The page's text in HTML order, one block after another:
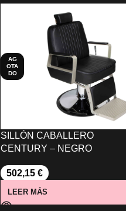
AG
OTA
DO
SILLÓN CABALLERO
CENTURY – NEGRO
502,15 €
LEER MÁS